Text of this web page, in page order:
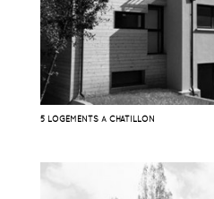
5 LOGEMENTS À CHATILLON